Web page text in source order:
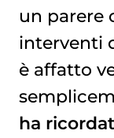
un parere
interventi
è affatto
ha